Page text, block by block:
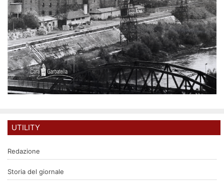
UTILITY
Redazione
Storia del giornale